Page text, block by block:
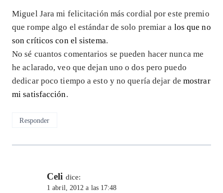
Miguel Jara mi felicitación más cordial por este premio
que rompe algo el estándar de solo premiar a los que no
son críticos con el sistema.
No sé cuantos comentarios se pueden hacer nunca me
he aclarado, veo que dejan uno o dos pero puedo
dedicar poco tiempo a esto y no quería dejar de mostrar
mi satisfacción.
Responder
Celi dice:
1 abril, 2012 a las 17:48